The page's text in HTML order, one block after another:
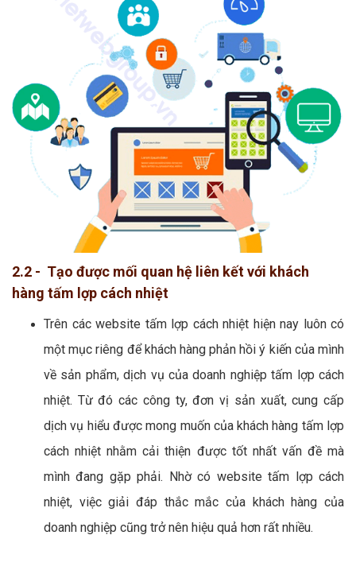
2.2 - Tạo được mối quan hệ liên kết với khách
hàng tấm lợp cách nhiệt
Trên các website tấm lợp cách nhiệt hiện nay luôn có
một mục riêng để khách hàng phản hồi ý kiến của mình
về sản phẩm, dịch vụ của doanh nghiệp tấm lợp cách
nhiệt. Từ đó các công ty, đơn vị sản xuất, cung cấp
dịch vụ hiểu được mong muốn của khách hàng tấm lợp
cách nhiệt nhằm cải thiện được tốt nhất vấn đề mà
mình đang gặp phải. Nhờ có website tấm lợp cách
nhiệt, việc giải đáp thắc mắc của khách hàng của
doanh nghiệp cũng trở nên hiệu quả hơn rất nhiều.